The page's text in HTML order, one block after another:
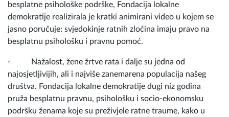
besplatne psihološke podrške, Fondacija lokalne
demokratije realizirala je kratki animirani video u kojem se
jasno poručuje: svjedokinje ratnih zločina imaju pravo na
besplatnu psihološku i pravnu pomoć.
- Nažalost, žene žrtve rata i dalje su jedna od
najosjetljivijih, ali i najviše zanemarena populacija našeg
društva. Fondacija lokalne demokratije dugi niz godina
pruža besplatnu pravnu, psihološku i socio-ekonomsku
podršku ženama koje su preživjele ratne traume, kako u